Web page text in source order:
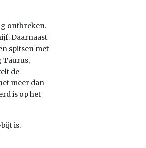
ontbreken.
Daarnaast
spitsen met
Taurus,
de
meer dan
is op het
is.